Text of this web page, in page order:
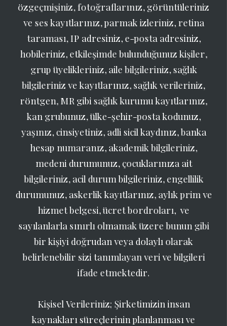
özgeçmişiniz, fotoğraflarınız, görüntüleriniz
ve ses kayıtlarınız, parmak izleriniz, retina
taraması, IP adresiniz, e-posta adresiniz,
hobileriniz, etkileşimde bulunduğunuz kişiler,
grup üyelikleriniz, aile bilgileriniz, sağlık
bilgileriniz ve kayıtlarınız, sağlık verileriniz,
röntgen, MR gibi sağlık kurumu kayıtlarınız,
kan grubunuz, ülke-şehir-posta kodunuz,
yaşınız, cinsiyetiniz, adli sicil kaydınız, banka
hesap numaranız, akademik bilgileriniz,
medeni durumunuz, çocuklarınıza ait
bilgileriniz, acil durum bilgileriniz, engellilik
durumunuz, askerlik kayıtlarınız, aylık prim ve
hizmet belgesi, ücret bordroları, ve
sayılanlarla sınırlı olmamak üzere bunun gibi
bir kişiyi doğrudan veya dolaylı olarak
belirlenebilir sizi tanımlayan veri ve bilgileri
ifade etmektedir.
Kişisel Verileriniz; Şirketimizin insan
kaynakları süreçlerinin planlanması ve